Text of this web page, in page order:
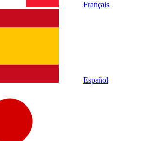
Français
Español